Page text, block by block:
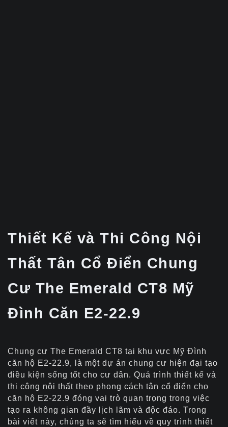
Thiết Kế và Thi Công Nội
Thất Tân Cổ Điển Chung
Cư The Emerald CT8 Mỹ
Đình Căn E2-22.9
Chung cư The Emerald CT8 tại khu vực Mỹ Đình
căn hộ E2-22.9, là một dự án chung cư hiện đại tạo
điều kiện sống tốt cho cư dân. Quá trình thiết kế và
thi công nội thất theo phong cách tân cổ điển cho
căn hộ E2-22.9 đóng vai trò quan trọng trong việc
tạo ra không gian đầy lịch lãm và độc đáo. Trong
bài viết này, chúng ta sẽ tìm hiểu về quy trình thiết